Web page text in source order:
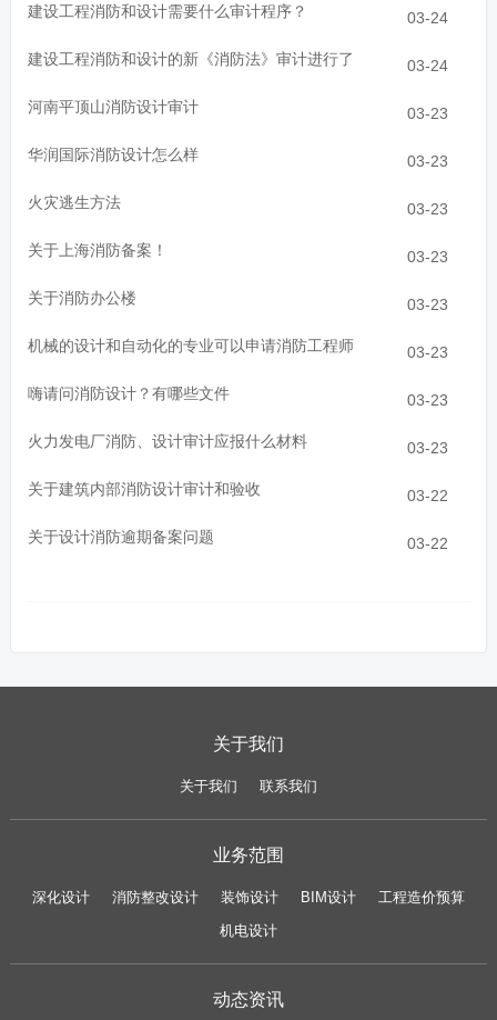
建设工程消防和设计需要什么审计程序？ 03-24
建设工程消防和设计的新《消防法》审计进行了 03-24
河南平顶山消防设计审计 03-23
华润国际消防设计怎么样 03-23
火灾逃生方法 03-23
关于上海消防备案！ 03-23
关于消防办公楼 03-23
机械的设计和自动化的专业可以申请消防工程师 03-23
嗨请问消防设计？有哪些文件 03-23
火力发电厂消防、设计审计应报什么材料 03-23
关于建筑内部消防设计审计和验收 03-22
关于设计消防逾期备案问题 03-22
关于我们
关于我们 联系我们
业务范围
深化设计 消防整改设计 装饰设计 BIM设计
工程造价预算
机电设计
动态资讯